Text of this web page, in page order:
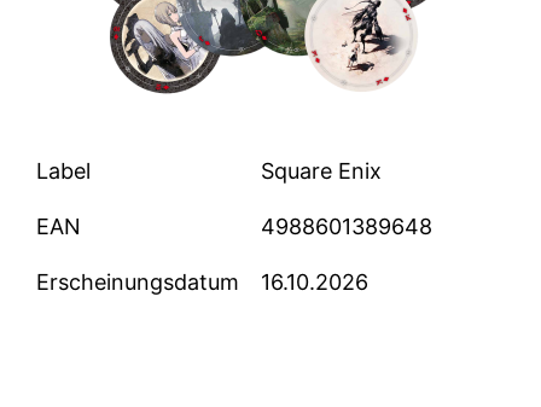
Label Square Enix
EAN 4988601389648
Erscheinungsdatum 16.10.2026